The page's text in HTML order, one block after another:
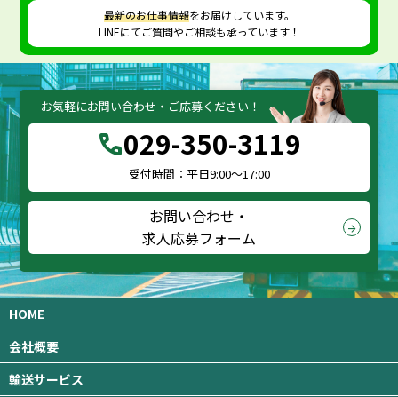
最新のお仕事情報をお届けしています。
LINEにてご質問やご相談も承っています！
お気軽にお問い合わせ・ご応募ください！
call029-350-3119
受付時間：平日9:00～17:00
お問い合わせ・
求人応募フォーム
arrow_forward
HOME
会社概要
輸送サービス